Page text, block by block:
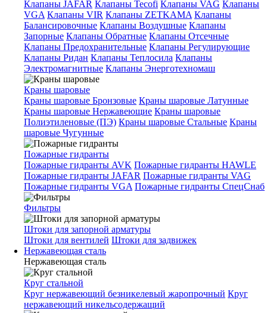
Клапаны JAFAR Клапаны Tecofi Клапаны VAG Клапаны
VGA Клапаны VIR Клапаны ZETKAMA Клапаны
Балансировочные Клапаны Воздушные Клапаны
Запорные Клапаны Обратные Клапаны Отсечные
Клапаны Предохранительные Клапаны Регулирующие
Клапаны Ридан Клапаны Теплосила Клапаны
Электромагнитные Клапаны Энерготехномаш
Краны шаровые
Краны шаровые Бронзовые Краны шаровые Латунные
Краны шаровые Нержавеющие Краны шаровые
Полиэтиленовые (ПЭ) Краны шаровые Стальные Краны
шаровые Чугунные
Пожарные гидранты
Пожарные гидранты AVK Пожарные гидранты HAWLE
Пожарные гидранты JAFAR Пожарные гидранты VAG
Пожарные гидранты VGA Пожарные гидранты СпецСнаб
Фильтры
Штоки для запорной арматуры
Штоки для вентилей Штоки для задвижек
Нержавеющая сталь
Нержавеющая сталь
Круг стальной
Круг нержавеющий безникелевый жаропрочный Круг
нержавеющий никельсодержащий